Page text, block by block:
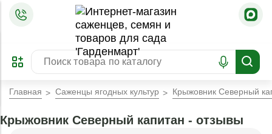
ПРЕДЗАКАЗ
ЗАБРОНИРОВАТЬ
ЛУЧШЕЕ
Главная Саженцы ягодных культур Крыжовник Северный
Крыжовник Северный капитан - отзывы